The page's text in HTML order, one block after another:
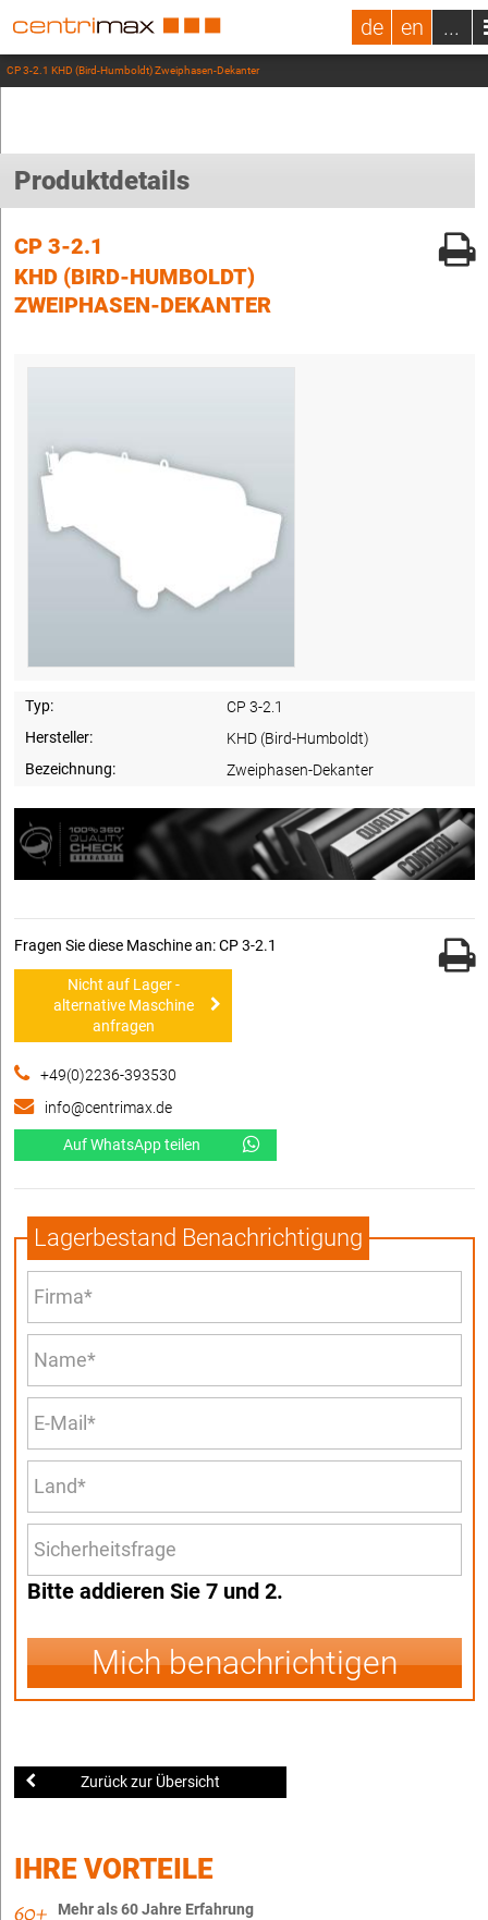
de en ...
CP 3-2.1 KHD (Bird-Humboldt) Zweiphasen-Dekanter
Produktdetails
CP 3-2.1
KHD (BIRD-HUMBOLDT)
ZWEIPHASEN-DEKANTER
Typ:
CP 3-2.1
Hersteller:
KHD (Bird-Humboldt)
Bezeichnung:
Zweiphasen-Dekanter
Fragen Sie diese Maschine an: CP 3-2.1
Nicht auf Lager -
alternative Maschine
anfragen
+49(0)2236-393530
info@centrimax.de
Auf WhatsApp teilen
Lagerbestand Benachrichtigung
Bitte addieren Sie 7 und 2.
Mich benachrichtigen
Zurück zur Übersicht
IHRE VORTEILE
Mehr als 60 Jahre Erfahrung